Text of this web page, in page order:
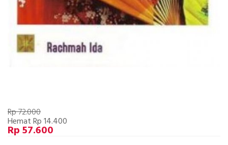
Rp 72.000
Hemat Rp 14.400
Rp 57.600